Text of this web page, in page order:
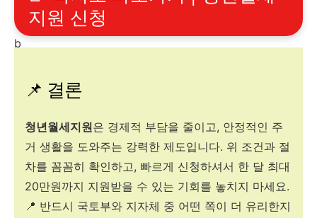
지원 신청
b
📌 결론
청년월세지원은 경제적 부담을 줄이고, 안정적인 주
거 생활을 도와주는 강력한 제도입니다. 위 조건과 절
차를 꼼꼼히 확인하고, 빠르게 신청하셔서 한 달 최대
20만원까지 지원받을 수 있는 기회를 놓치지 마세요.
📍 반드시 국토부와 지자체 중 어떤 쪽이 더 유리한지